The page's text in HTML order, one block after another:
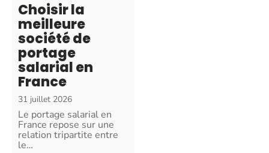
Choisir la
meilleure
société de
portage
salarial en
France
31 juillet 2026
Le portage salarial en
France repose sur une
relation tripartite entre
le…